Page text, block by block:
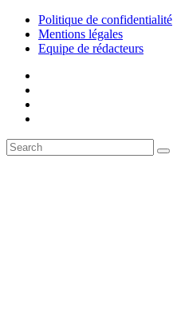
Politique de confidentialité
Mentions légales
Equipe de rédacteurs